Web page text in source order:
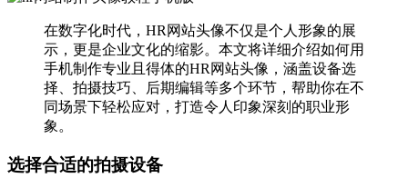
在数字化时代，HR网站头像不仅是个人形象的展
示，更是企业文化的缩影。本文将详细介绍如何用
手机制作专业且得体的HR网站头像，涵盖设备选
择、拍摄技巧、后期编辑等多个环节，帮助你在不
同场景下轻松应对，打造令人印象深刻的职业形
象。
选择合适的拍摄设备